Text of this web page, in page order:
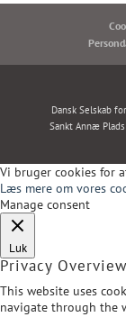
Dansk Selskab
Sankt Annæ
Vi bruger cookies for
Læs mere om vores
Manage consent
Luk
Privacy Overview
This website uses
navigate through the